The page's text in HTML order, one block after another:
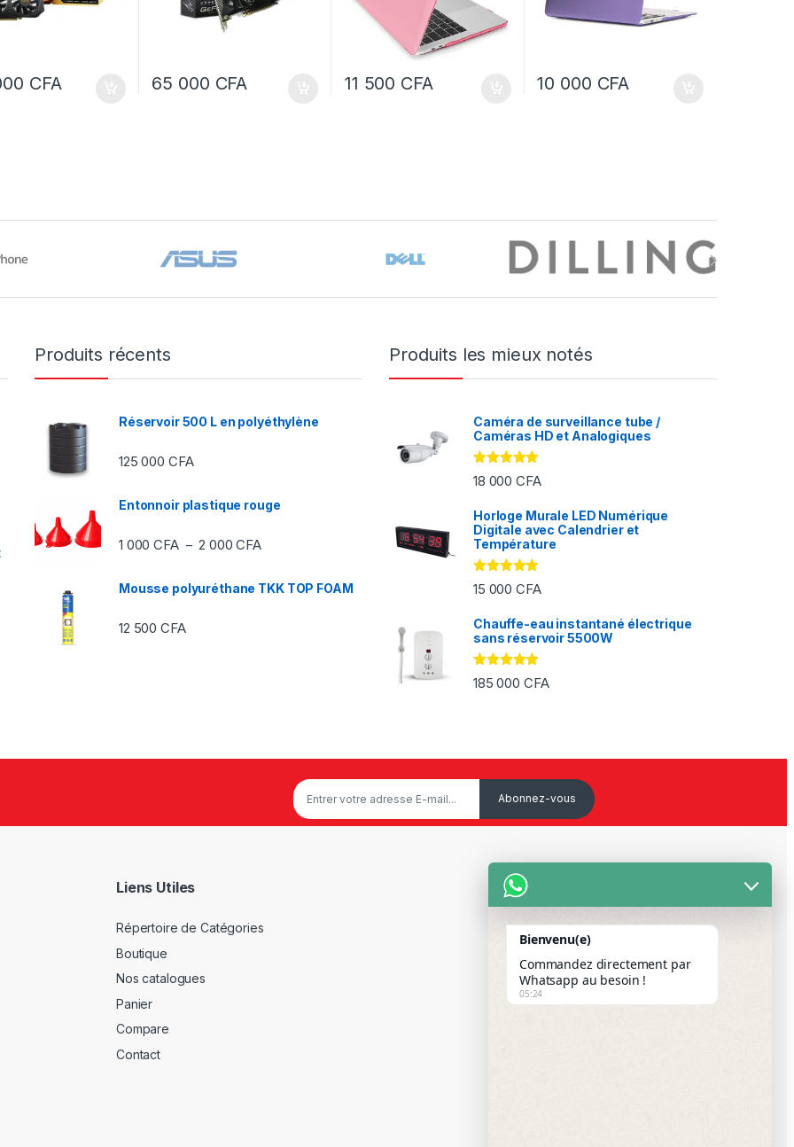
CFA 65 000 CFA 11 500 CFA 10 000 CFA
Produits récents
Réservoir 500 L en polyéthylène
125 000 CFA
Entonnoir plastique rouge
1 000CFA – 2 000CFAPlage de prix : 1 000 CFA à 2 000 CFA
Mousse polyuréthane TKK TOP FOAM
12 500CFA
Produits les mieux notés
Caméra de surveillance tube /
Caméras HD et Analogiques
Note5.00
sur 5
18 000CFA
Horloge Murale LED Numérique
Digitale avec Calendrier et
Température
Note5.00
sur 5
15 000CFA
Chauffe-eau instantané électrique
sans réservoir 5500W
Note5.00
sur 5
185 000 CFA
Liens Utiles
Répertoire de Catégories
Boutique
Nos catalogues
Panier
Compare
Contact
Service Client
Mon Compte
Paiement Par Wave & Orange
Money
Bienvenu(e)
Commandez directement par
Whatsapp au besoin !
05:24